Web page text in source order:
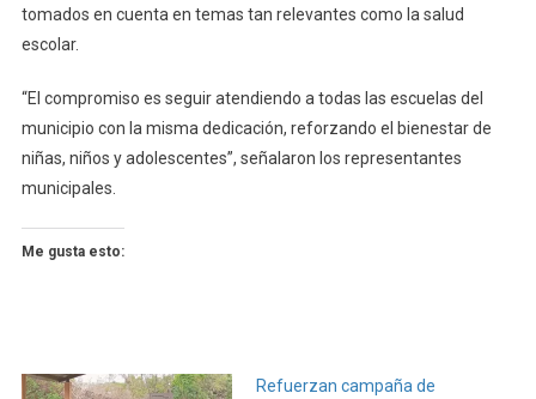
tomados en cuenta en temas tan relevantes como la salud
escolar.
“El compromiso es seguir atendiendo a todas las escuelas del
municipio con la misma dedicación, reforzando el bienestar de
niñas, niños y adolescentes”, señalaron los representantes
municipales.
Me gusta esto:
Refuerzan campaña de